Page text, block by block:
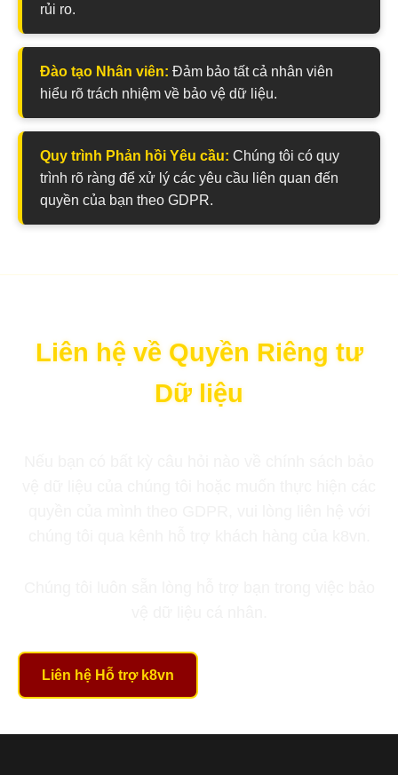
rủi ro.
Đào tạo Nhân viên: Đảm bảo tất cả nhân viên
hiểu rõ trách nhiệm về bảo vệ dữ liệu.
Quy trình Phản hồi Yêu cầu: Chúng tôi có quy
trình rõ ràng để xử lý các yêu cầu liên quan đến
quyền của bạn theo GDPR.
Liên hệ về Quyền Riêng tư
Dữ liệu
Liên hệ Hỗ trợ k8vn